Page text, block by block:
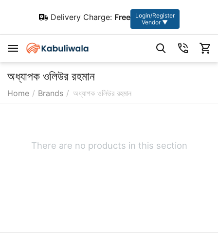
Delivery Charge: Free
Login/Register
Vendor ▼
অধ্যাপক ওলিউর রহমান
Home / Brands / অধ্যাপক ওলিউর রহমান
There are no products in this section